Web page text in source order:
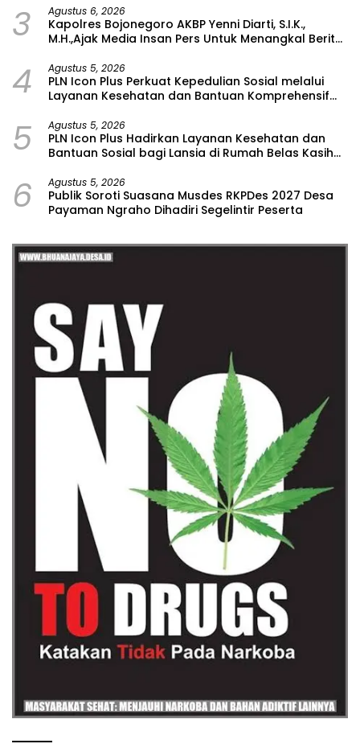
3 Agustus 6, 2026
Kapolres Bojonegoro AKBP Yenni Diarti, S.I.K.,
M.H.,Ajak Media Insan Pers Untuk Menangkal Berita
4 Agustus 5, 2026
PLN Icon Plus Perkuat Kepedulian Sosial melalui
Layanan Kesehatan dan Bantuan Komprehensif
5 Agustus 5, 2026
PLN Icon Plus Hadirkan Layanan Kesehatan dan
Bantuan Sosial bagi Lansia di Rumah Belas Kasih
6 Agustus 5, 2026
Publik Soroti Suasana Musdes RKPDes 2027 Desa
Payaman Ngraho Dihadiri Segelintir Peserta